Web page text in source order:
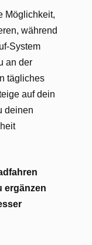
Möglichkeit,
während
System
an der
tägliches
auf dein
deinen
ergänzen